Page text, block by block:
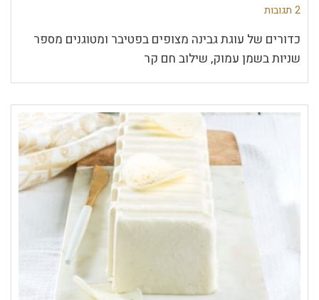
2 תגובות
כדורים של עוגת גבינה מצופים בפטיבר ומטוגנים מספר
שניות בשמן עמוק, שילוב חם קר